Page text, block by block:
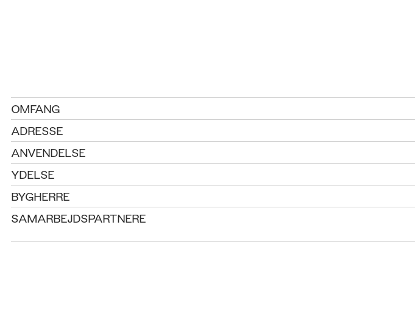
OMFANG
ADRESSE
ANVENDELSE
YDELSE
BYGHERRE
SAMARBEJDSPARTNERE